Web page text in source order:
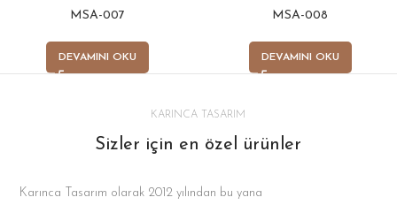
MSA-007
DEVAMINI OKU
MSA-008
DEVAMINI OKU
KARINCA TASARIM
Sizler için en özel ürünler
Karınca Tasarım olarak 2012 yılından bu yana